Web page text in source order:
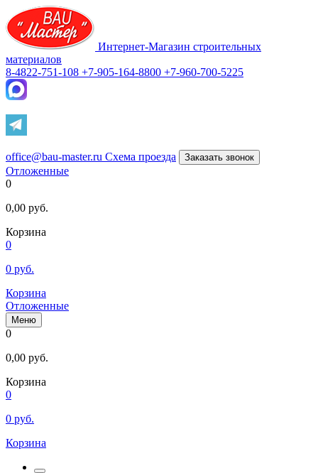
Интернет-Магазин строительных
материалов
8-4822-751-108 +7-905-164-8800 +7-960-700-5225
office@bau-master.ru Схема проезда Заказать звонок
Отложенные
0
0,00 руб.
Корзина
0
0 руб.
Корзина
Отложенные
Меню
0
0,00 руб.
Корзина
0
0 руб.
Корзина